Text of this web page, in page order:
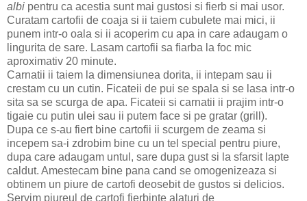
albi pentru ca acestia sunt mai gustosi si fierb si mai usor.
Curatam cartofii de coaja si ii taiem cubulete mai mici, ii
punem intr-o oala si ii acoperim cu apa in care adaugam o
lingurita de sare. Lasam cartofii sa fiarba la foc mic
aproximativ 20 minute.
Carnatii ii taiem la dimensiunea dorita, ii intepam sau ii
crestam cu un cutin. Ficateii de pui se spala si se lasa intr-o
sita sa se scurga de apa. Ficateii si carnatii ii prajim intr-o
tigaie cu putin ulei sau ii putem face si pe gratar (grill).
Dupa ce s-au fiert bine cartofii ii scurgem de zeama si
incepem sa-i zdrobim bine cu un tel special pentru piure,
dupa care adaugam untul, sare dupa gust si la sfarsit lapte
caldut. Amestecam bine pana cand se omogenizeaza si
obtinem un piure de cartofi deosebit de gustos si delicios.
Servim piureul de cartofi fierbinte alaturi de